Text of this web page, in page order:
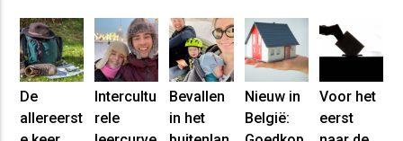
De
allereerst
Intercultu
rele
Bevallen
in het
Nieuw in
België:
Voor het
eerst